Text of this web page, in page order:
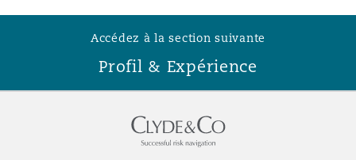
Accédez à la section suivante
Profil & Expérience